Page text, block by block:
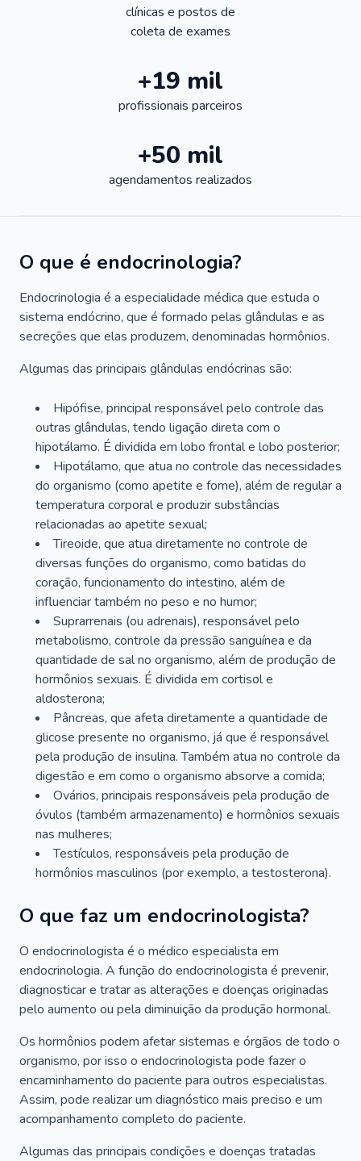
clínicas e postos de
coleta de exames
+19 mil
profissionais parceiros
+50 mil
agendamentos realizados
O que é endocrinologia?
Endocrinologia é a especialidade médica que estuda o
sistema endócrino, que é formado pelas glândulas e as
secreções que elas produzem, denominadas hormônios.
Algumas das principais glândulas endócrinas são:
Hipófise, principal responsável pelo controle das
outras glândulas, tendo ligação direta com o
hipotálamo. É dividida em lobo frontal e lobo posterior;
Hipotálamo, que atua no controle das necessidades
do organismo (como apetite e fome), além de regular a
temperatura corporal e produzir substâncias
relacionadas ao apetite sexual;
Tireoide, que atua diretamente no controle de
diversas funções do organismo, como batidas do
coração, funcionamento do intestino, além de
influenciar também no peso e no humor;
Suprarrenais (ou adrenais), responsável pelo
metabolismo, controle da pressão sanguínea e da
quantidade de sal no organismo, além de produção de
hormônios sexuais. É dividida em cortisol e
aldosterona;
Pâncreas, que afeta diretamente a quantidade de
glicose presente no organismo, já que é responsável
pela produção de insulina. Também atua no controle da
digestão e em como o organismo absorve a comida;
Ovários, principais responsáveis pela produção de
óvulos (também armazenamento) e hormônios sexuais
nas mulheres;
Testículos, responsáveis pela produção de
hormônios masculinos (por exemplo, a testosterona).
O que faz um endocrinologista?
O endocrinologista é o médico especialista em
endocrinologia. A função do endocrinologista é prevenir,
diagnosticar e tratar as alterações e doenças originadas
pelo aumento ou pela diminuição da produção hormonal.
Os hormônios podem afetar sistemas e órgãos de todo o
organismo, por isso o endocrinologista pode fazer o
encaminhamento do paciente para outros especialistas.
Assim, pode realizar um diagnóstico mais preciso e um
acompanhamento completo do paciente.
Algumas das principais condições e doenças tratadas